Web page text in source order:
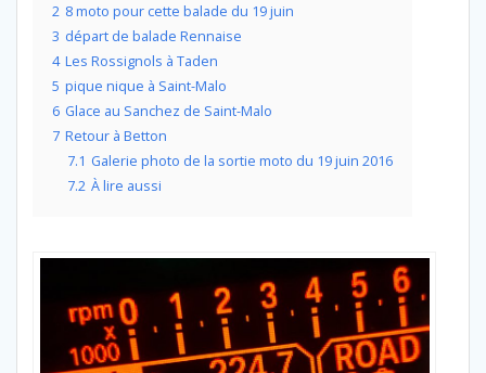
2 8 moto pour cette balade du 19 juin
3 départ de balade Rennaise
4 Les Rossignols à Taden
5 pique nique à Saint-Malo
6 Glace au Sanchez de Saint-Malo
7 Retour à Betton
7.1 Galerie photo de la sortie moto du 19 juin 2016
7.2 À lire aussi